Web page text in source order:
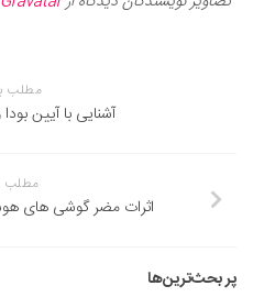
مطلب
آشنایی با آیین
مطلب
اثرات مضر گوشی های
پر بحث‌ترین‌ها